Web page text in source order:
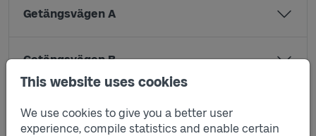
This website uses cookies
We use cookies to give you a better user
experience, compile statistics and enable certain
Getängsvägen A
Getängsvägen B
Göta A